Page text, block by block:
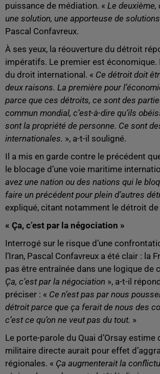
puissance de médiation. « Le deuxième,
une solution, une apporteuse de solutions
Pascal Confavreux.
À ses yeux, la réouverture du détroit
impératifs. Le premier est économique.
du droit international. « Ce détroit doit
deux raisons. La première pour
parce que ces détroits, ce sont des
commun mondial, c’est-à-dire qu’ils
sont la propriété de personne. Ce sont
internationales. », a-t-il souligné.
Il a mis en garde contre le précédent
le blocage d’une voie maritime
avez une nation ou des nations qui le
faire un précédent pour plein d’autres
expliqué, citant notamment le détroit de
« Ça, c’est par la négociation »
Interrogé sur le risque d’une
l’Iran, Pascal Confavreux a été clair : la
pas être entraînée dans une logique de
Ça, c’est par la négociation », a-t-il
préciser : « Ce n’est pas par nous
détroit parce que ça ferait de nous des
c’est ce qu’on ne veut pas du tout. »
Le porte-parole du Quai d’Orsay estime
militaire directe aurait pour effet
régionales. « Ça augmenterait la